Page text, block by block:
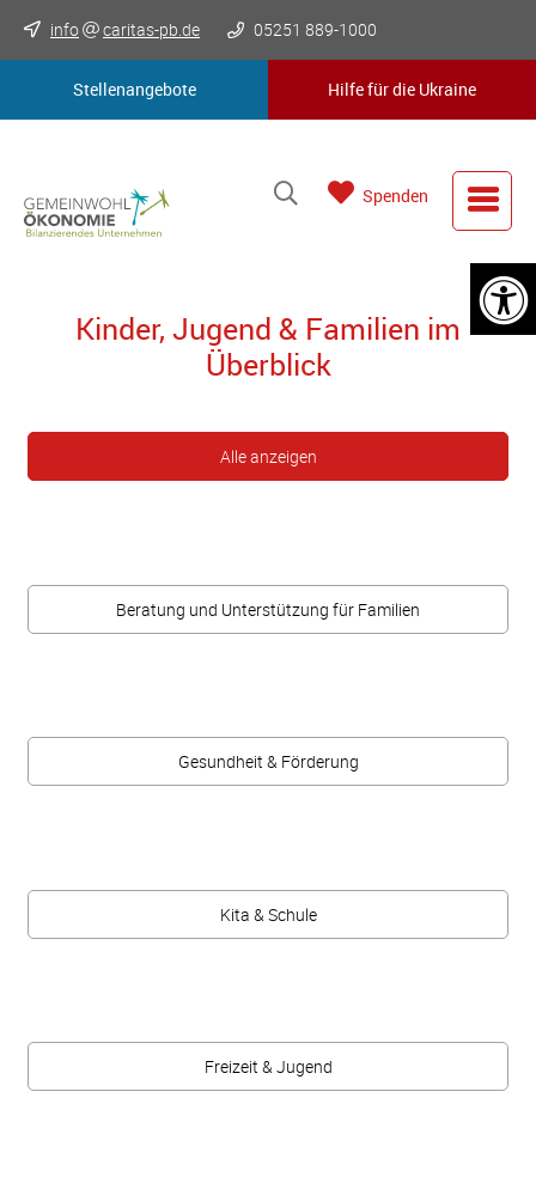
info caritas-pb.de 05251 889-1000
Spenden
Kinder, Jugend & Familien im
Überblick
Alle anzeigen
Beratung und Unterstützung für Familien
Gesundheit & Förderung
Kita & Schule
Freizeit & Jugend
Stellenangebote Hilfe für die Ukraine